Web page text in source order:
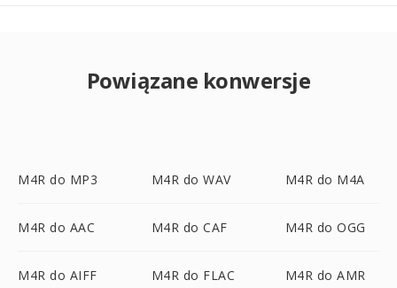
Powiązane konwersje
M4R do MP3 M4R do WAV M4R do M4A
M4R do AAC M4R do CAF M4R do OGG
M4R do AIFF M4R do FLAC M4R do AMR